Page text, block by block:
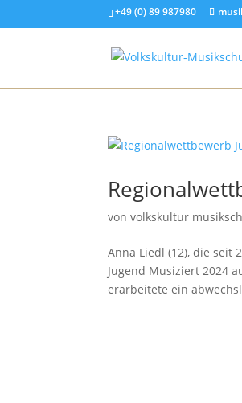
+49 (0) 89 987980
vonvolkskultur
Anna Liedl (12), die seit
Jugend Musiziert 2024
erarbeitete ein